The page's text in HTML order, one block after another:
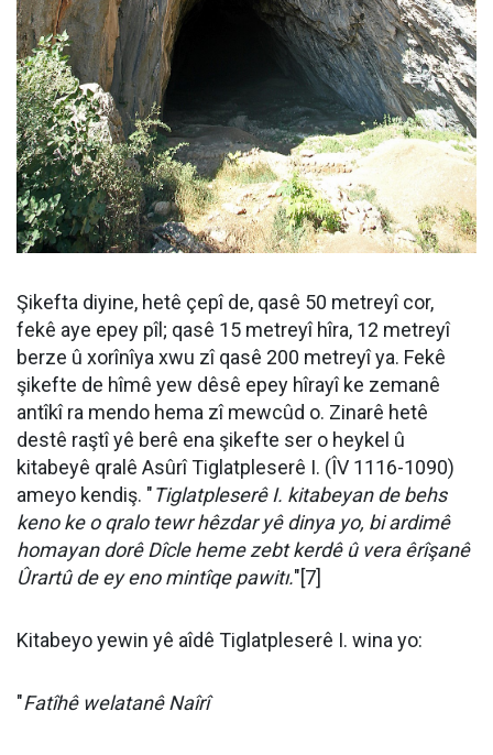
Şikefta diyine, hetê çepî de, qasê 50 metreyî cor,
fekê aye epey pîl; qasê 15 metreyî hîra, 12 metreyî
berze û xorînîya xwu zî qasê 200 metreyî ya. Fekê
şikefte de hîmê yew dêsê epey hîrayî ke zemanê
antîkî ra mendo hema zî mewcûd o. Zinarê hetê
destê raştî yê berê ena şikefte ser o heykel û
kitabeyê qralê Asûrî Tiglatpleserê I. (ÎV 1116-1090)
ameyo kendiş. "Tiglatpleserê I. kitabeyan de behs
keno ke o qralo tewr hêzdar yê dinya yo, bi ardimê
homayan dorê Dîcle heme zebt kerdê û vera êrîşanê
Ûrartû de ey eno mintîqe pawitı."[7]
Kitabeyo yewin yê aîdê Tiglatpleserê I. wina yo:
"Fatîhê welatanê Naîrî